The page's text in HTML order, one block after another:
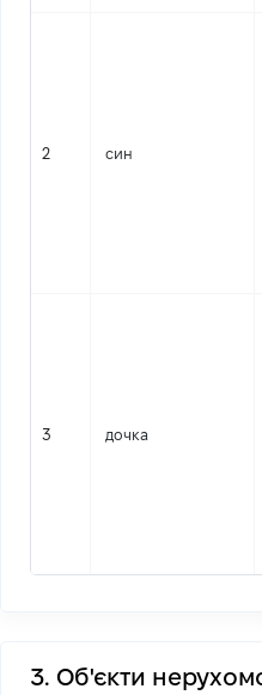
2 син
3 дочка
3. Об'єкти